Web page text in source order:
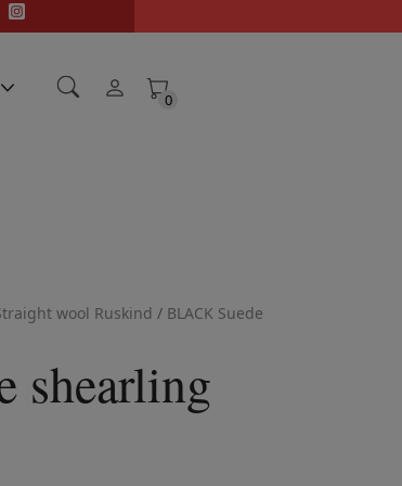
0
0
wool Ruskind / BLACK Suede
shearling